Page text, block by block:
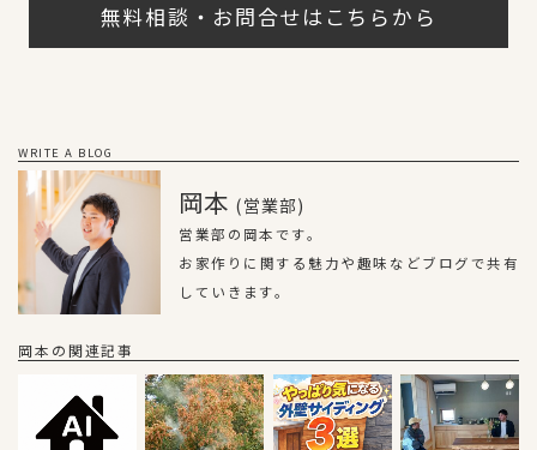
無料相談・お問合せはこちらから
WRITE A BLOG
岡本 (営業部)
営業部の岡本です。
お家作りに関する魅力や趣味などブログで共有
していきます。
岡本の関連記事